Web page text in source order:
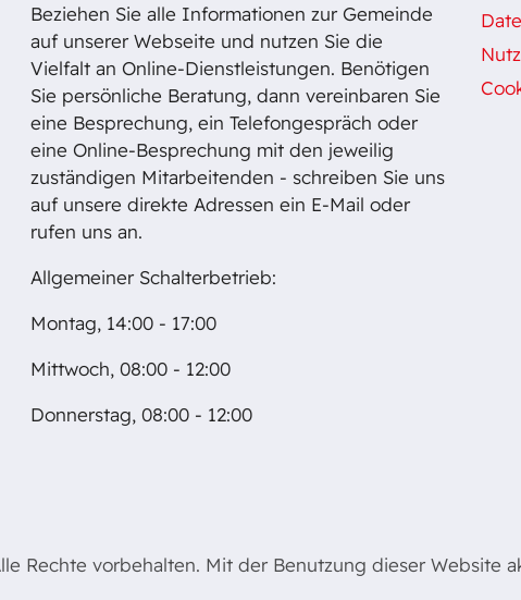
Beziehen Sie alle Informationen zur Gemeinde
auf unserer Webseite und nutzen Sie die
Vielfalt an Online-Dienstleistungen. Benötigen
Sie persönliche Beratung, dann vereinbaren Sie
eine Besprechung, ein Telefongespräch oder
eine Online-Besprechung mit den jeweilig
zuständigen Mitarbeitenden - schreiben Sie uns
auf unsere direkte Adressen ein E-Mail oder
rufen uns an.
Allgemeiner Schalterbetrieb:
Montag, 14:00 - 17:00
Mittwoch, 08:00 - 12:00
Donnerstag, 08:00 - 12:00
Rechte vorbehalten. Mit der Benutzung dieser Website